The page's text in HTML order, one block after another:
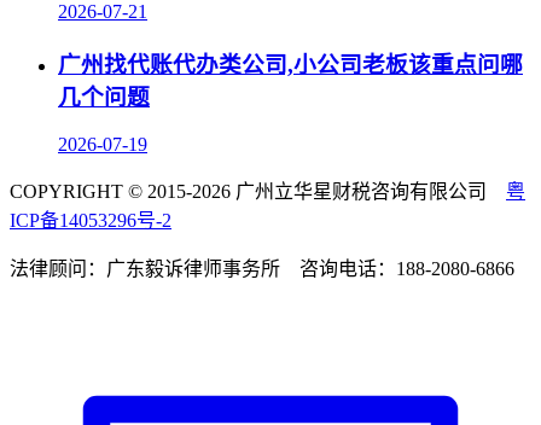
2026-07-21
广州找代账代办类公司,小公司老板该重点问哪
几个问题
2026-07-19
COPYRIGHT © 2015-2026 广州立华星财税咨询有限公司 粤
ICP备14053296号-2
法律顾问：广东毅诉律师事务所 咨询电话：188-2080-6866